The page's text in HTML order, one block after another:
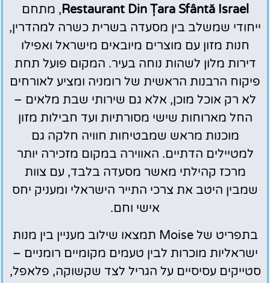
Restaurant Din Țara Sfântă Israel, מתחם
ייחודי שמשלב בין מסעדה בשרית כשרה למהדרין,
חנות מזון עם מוצרים מיובאים מישראל ואפילו
דירות מלון לשהות נוחה בעיר. המקום פועל תחת
פיקוח הרבנות הראשית של רומניה ומציע לאורחים
לא רק אוכל מוכן, אלא גם שירותי שבת מלאים –
החל מארוחות שישי מסורתיות ועד חבילות מזון
מוכנות מראש שמבטיחות חוויה חלקה גם
למטיילים הדתיים. האווירה במקום מזכירה יותר
מרכז קהילתי מאשר מסעדה בלבד, עם צוות
שמבין היטב את צרכי התייר הישראלי ומעניק יחס
אישי וחם.
בתפריט של Moise תמצאו שילוב מעניין בין מנות
ישראליות מוכרות לבין טעמים מקומיים רומניים –
סטייקים עסיסיים על הגריל לצד שקשוקה, פלאפל,